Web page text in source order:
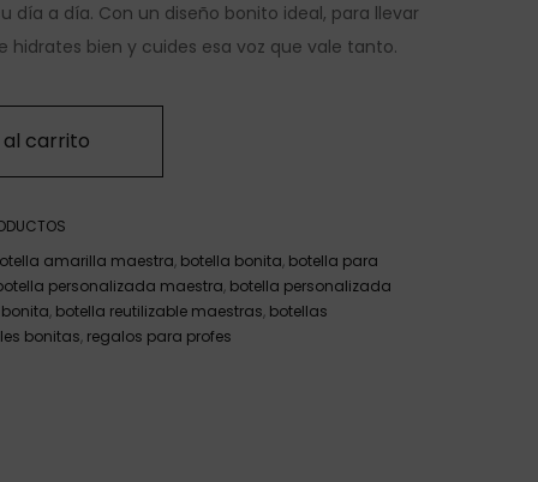
día a día. Con un diseño bonito ideal, para llevar
hidrates bien y cuides esa voz que vale tanto.
carrito
amarilla maestra, botella bonita, botella para
personalizada maestra, botella personalizada
, botella reutilizable maestras, botellas
bonitas, regalos para profes